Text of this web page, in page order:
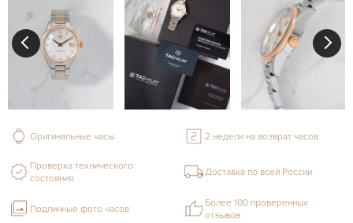
Оригинальные часы 2 недели на возврат часов
Проверка технического
состояния
Доставка по всей России
Подлинные фото часов
Более 100 проверенных
отзывов